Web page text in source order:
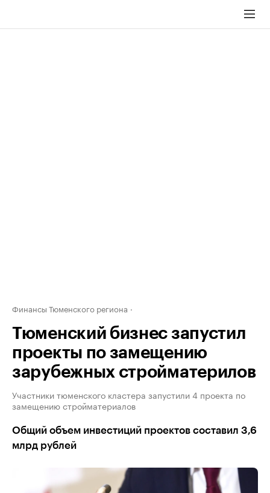
Финансы Тюменского региона
Тюменский бизнес запустил
проекты по замещению
зарубежных стройматерилов
Участники тюменского кластера запустили 4 проекта по
замещению стройматериалов
Общий объем инвестиций проектов составил 3,6
млрд рублей